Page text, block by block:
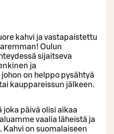
kahvi ja vastapaistettu
Oulun
sijaitseva
ja
on helppo pysähtyä
kauppareissun jälkeen.
joka päivä olisi aikaa
vaalia läheistä ja
on suomalaiseen